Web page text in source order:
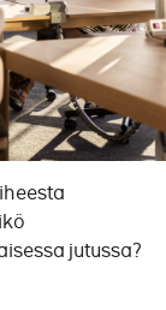
jutussa?